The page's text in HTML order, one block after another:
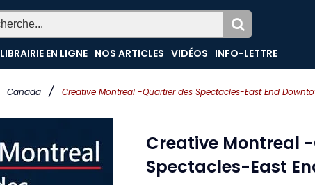
Canada / Creative Montreal -Quartier des Spectacles-East End
LIBRAIRIE EN LIGNE NOS ARTICLES VIDÉOS INFO-LETTRE
Creative Montreal
Spectacles-East